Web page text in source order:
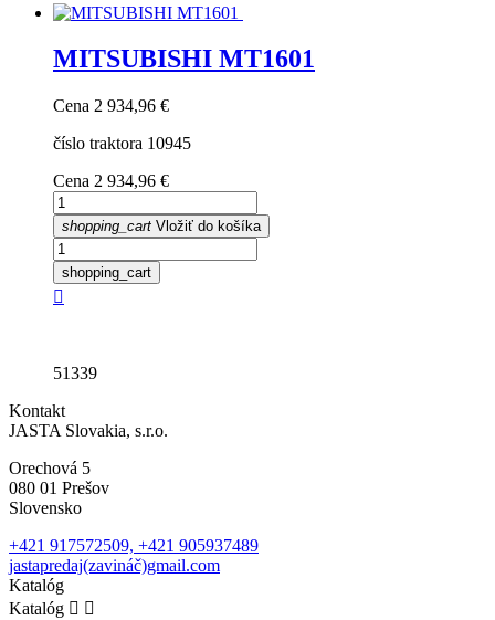
MITSUBISHI MT1601
Cena 2 934,96 €
číslo traktora 10945
Cena 2 934,96 €
shopping_cart Vložiť do košíka
shopping_cart

51339
Kontakt
JASTA Slovakia, s.r.o.
Orechová 5
080 01 Prešov
Slovensko
+421 917572509, +421 905937489
jastapredaj(zavináč)gmail.com
Katalóg
Katalóg  